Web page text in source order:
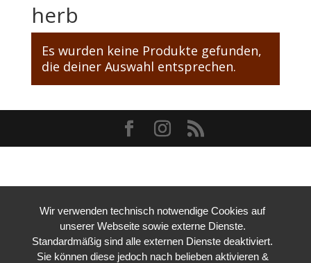
herb
Es wurden keine Produkte gefunden,
die deiner Auswahl entsprechen.
Wir verwenden technisch notwendige Cookies auf
unserer Webseite sowie externe Dienste.
Standardmäßig sind alle externen Dienste deaktiviert.
Sie können diese jedoch nach belieben aktivieren &